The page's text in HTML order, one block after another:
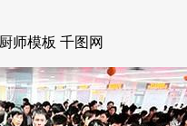
师模板 千图网